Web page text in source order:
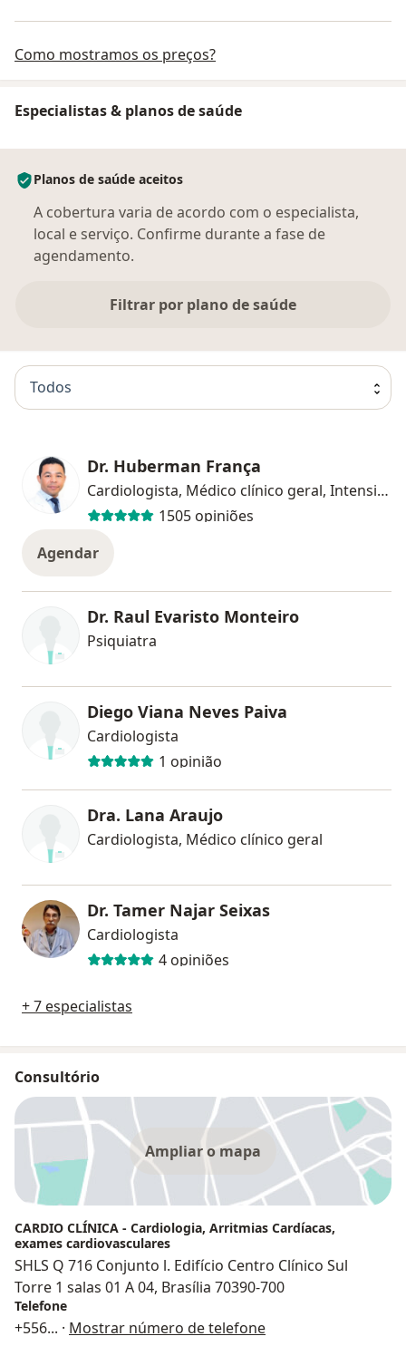
Como mostramos os preços?
Especialistas & planos de saúde
Planos de saúde aceitos
A cobertura varia de acordo com o especialista,
local e serviço. Confirme durante a fase de
agendamento.
Filtrar por plano de saúde
Todos
Dr. Huberman França
Cardiologista, Médico clínico geral, Intensivista
1505 opiniões
Agendar
Dr. Raul Evaristo Monteiro
Psiquiatra
Diego Viana Neves Paiva
Cardiologista
1 opinião
Dra. Lana Araujo
Cardiologista, Médico clínico geral
Dr. Tamer Najar Seixas
Cardiologista
4 opiniões
+ 7 especialistas
Consultório
Ampliar o mapa
CARDIO CLÍNICA - Cardiologia, Arritmias Cardíacas,
exames cardiovasculares
SHLS Q 716 Conjunto l. Edifício Centro Clínico Sul
Torre 1 salas 01 A 04, Brasília 70390-700
Telefone
+556... · Mostrar número de telefone